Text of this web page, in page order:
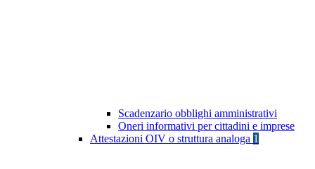
Scadenzario obblighi amministrativi
Oneri informativi per cittadini e imprese
Attestazioni OIV o struttura analoga 1